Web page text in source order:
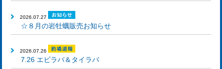
2026.07.27
☆８月の岩牡蠣販売お知らせ
2026.07.26
7.26 エビラバ＆タイラバ